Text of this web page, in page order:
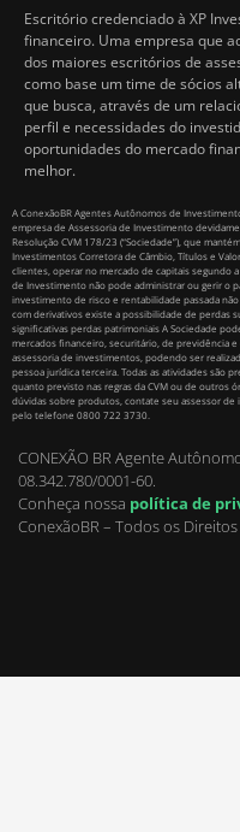
Escritório credenciado à XP
financeiro. Uma empresa que
dos maiores escritórios de
como base um time de sócios
que busca, através de um
perfil e necessidades do
oportunidades do mercado
melhor.
A ConexãoBR Agentes Autônomos de
empresa de Assessoria de Investimento
Resolução CVM 178/23 (“Sociedade”), que
Investimentos Corretora de Câmbio, Títulos e
clientes, operar no mercado de capitais segundo
de Investimento não pode administrar ou gerir o
investimento de risco e rentabilidade passada
com derivativos existe a possibilidade de perdas
significativas perdas patrimoniais A Sociedade
mercados financeiro, securitário, de previdência
assessoria de investimentos, podendo ser
pessoa jurídica terceira. Todas as atividades são
quanto previsto nas regras da CVM ou de outros
dúvidas sobre produtos, contate seu assessor de
pelo telefone 0800 722 3730.
CONEXÃO BR Agente
08.342.780/0001-60.
Conheça nossa política de
ConexãoBR – Todos os